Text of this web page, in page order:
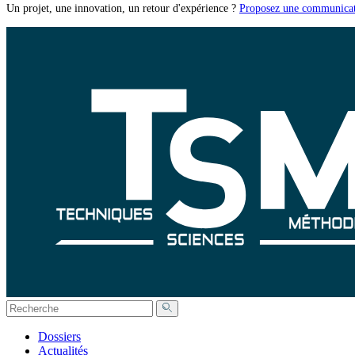
Un projet, une innovation, un retour d'expérience ? Proposez une
Dossiers
Actualités